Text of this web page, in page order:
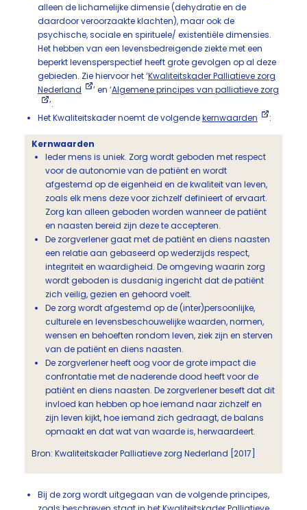
alleen de lichamelijke dimensie (dehydratie en de
daardoor veroorzaakte klachten), maar ook de
psychische, sociale en spirituele/ existentiële dimensies.
Het hebben van een levensbedreigende ziekte met een
beperkt levensperspectief heeft grote gevolgen op al deze
gebieden. Zie hiervoor het ‘Kwaliteitskader Palliatieve zorg
Nederland
’ en ‘Algemene principes van palliatieve zorg
’.
Het Kwaliteitskader noemt de volgendekernwaarden :
Kernwaarden
Ieder mens is uniek. Zorg wordt geboden met respect
voor de autonomie van de patiënt en wordt
afgestemd op de eigenheid en de kwaliteit van leven,
zoals elk mens deze voor zichzelf definieert of ervaart.
Zorg kan alleen geboden worden wanneer de patiënt
en naasten bereid zijn deze te accepteren.
De zorgverlener gaat met de patiënt en diens naasten
een relatie aan gebaseerd op wederzijds respect,
integriteit en waardigheid. De omgeving waarin zorg
wordt geboden is dusdanig ingericht dat de patiënt
zich veilig, gezien en gehoord voelt.
De zorg wordt afgestemd op de (inter)persoonlijke,
culturele en levensbeschouwelijke waarden, normen,
wensen en behoeften rondom leven, ziek zijn en sterven
van de patiënt en diens naasten.
De zorgverlener heeft oog voor de grote impact die
confrontatie met de naderende dood heeft voor de
patiënt en diens naasten. De zorgverlener beseft dat dit
invloed kan hebben op hoe iemand naar zichzelf en
zijn leven kijkt, hoe iemand zich gedraagt, de balans
opmaakt en dat wat van waarde is, herwaardeert.
Bron: Kwaliteitskader Palliatieve zorg Nederland [2017]
Bij de zorg wordt uitgegaan van de volgende principes,